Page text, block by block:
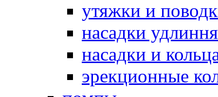
утяжки и
насадки
насадки и
эрекционные